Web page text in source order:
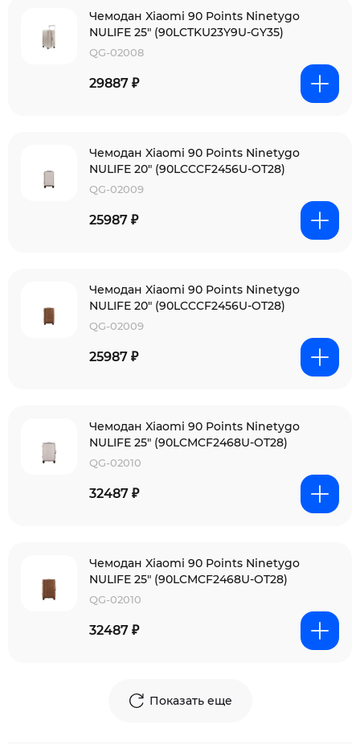
Чемодан Xiaomi 90 Points Ninetygo
NULIFE 25" (90LCTKU23Y9U-GY35)
QG-02008
29887 ₽
Чемодан Xiaomi 90 Points Ninetygo
NULIFE 20" (90LCCCF2456U-OT28)
QG-02009
25987 ₽
Чемодан Xiaomi 90 Points Ninetygo
NULIFE 20" (90LCCCF2456U-OT28)
QG-02009
25987 ₽
Чемодан Xiaomi 90 Points Ninetygo
NULIFE 25" (90LCMCF2468U-OT28)
QG-02010
32487 ₽
Чемодан Xiaomi 90 Points Ninetygo
NULIFE 25" (90LCMCF2468U-OT28)
QG-02010
32487 ₽
Показать еще